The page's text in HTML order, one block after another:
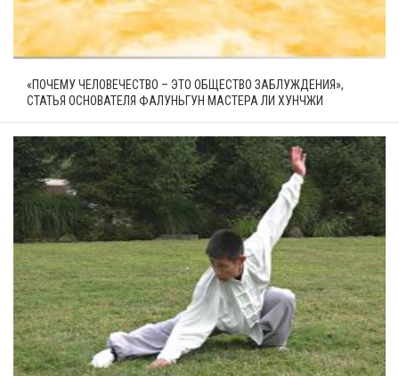
«ПОЧЕМУ ЧЕЛОВЕЧЕСТВО – ЭТО ОБЩЕСТВО ЗАБЛУЖДЕНИЯ»,
СТАТЬЯ ОСНОВАТЕЛЯ ФАЛУНЬГУН МАСТЕРА ЛИ ХУНЧЖИ